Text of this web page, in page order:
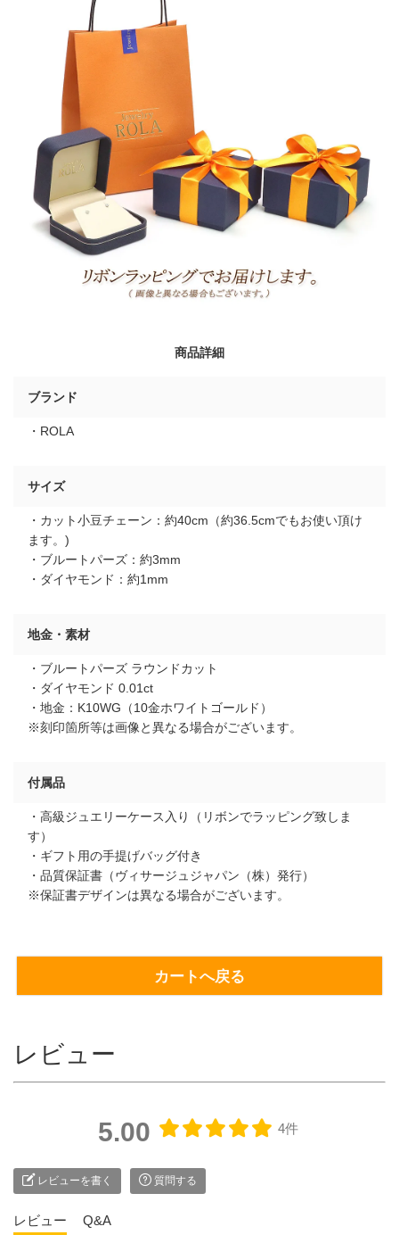
商品詳細
ブランド
・ROLA
サイズ
・カット小豆チェーン：約40cm（約36.5cmでもお使い頂け
ます。)
・ブルートパーズ：約3mm
・ダイヤモンド：約1mm
地金・素材
・ブルートパーズ ラウンドカット
・ダイヤモンド 0.01ct
・地金：K10WG（10金ホワイトゴールド）
※刻印箇所等は画像と異なる場合がございます。
付属品
・高級ジュエリーケース入り（リボンでラッピング致しま
す）
・ギフト用の手提げバッグ付き
・品質保証書（ヴィサージュジャパン（株）発行）
※保証書デザインは異なる場合がございます。
カートへ戻る
レビュー
5.00 4件
レビューを書く 質問する
レビュー Q&A